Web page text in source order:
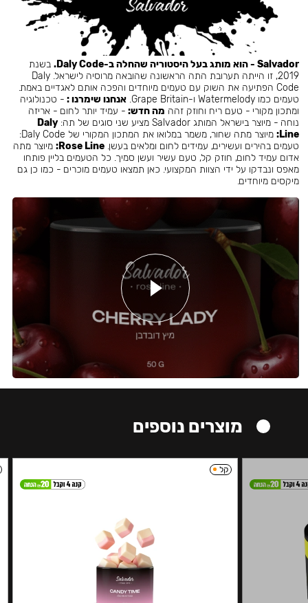
Salvador - הוא מותג בעל היסטוריה שהחלה ב-Daly Code.
בשנת
2019, זו הייתה תערובת התה הראשונה שהובאה מרוסיה לישראל. Daly
Code הפתיעה את השוק עם טעמים מיוחדים והפכה אותם לאגדיים באמת.
טעמים כמו Watermelody ו-Grape Britain.
אנחנו שימרנו : - טכנולוגיה
ומתכון מקורי - טעם ריח וחוזק זהה מה חדש: - עמיד יותר לחום - אריזה
נוחה - מיוצר בישראל המותג Salvador מציע שני סוגים של תה:
Daly
Line:
מיוצר מתה שחור, משמר במלואו את המתכון המקורי של Daly Code:
טעמים בהירים ועשירים, עמידים לחום ומלאים בעשן.Rose Line: מיוצר מתה
אדום עמיד לחום, חוזק קל, טעם עשיר ועשן סמיך. כל הטעמים בליין פותחו
מאפס ונבדקו על ידי הצוות המקצועי. כאן תמצאו טעמים מוכרים - כמו כן גם
מיקסים מיוחדים.
מוצרים נוספים
קל